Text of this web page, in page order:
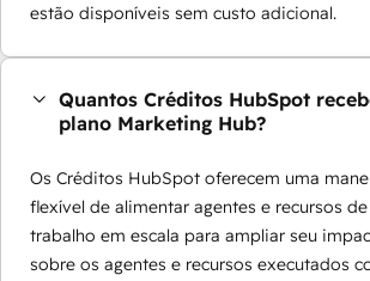
estão disponíveis sem custo adicional.
Quantos Créditos HubSpot
plano Marketing Hub?
Os Créditos HubSpot oferecem uma
flexível de alimentar agentes e recursos
trabalho em escala para ampliar seu
sobre os agentes e recursos executados